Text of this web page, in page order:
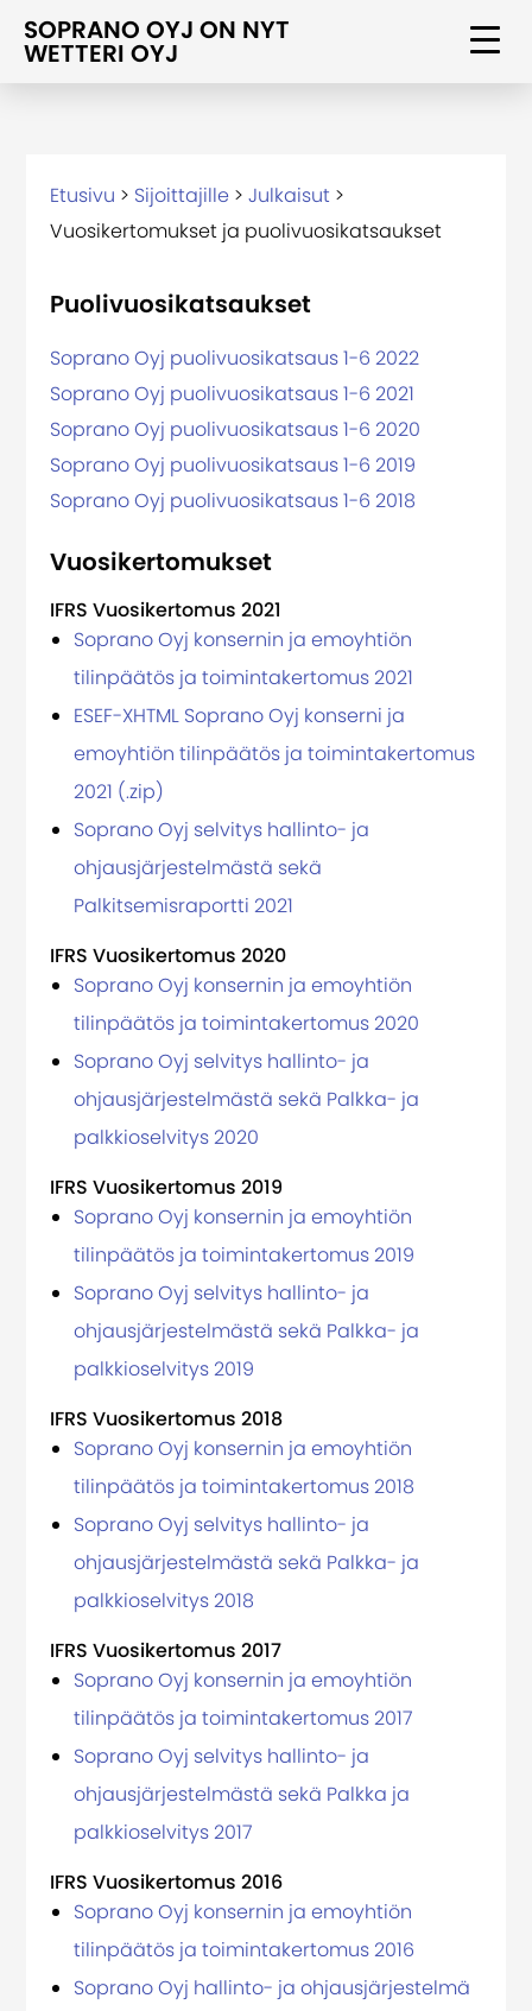
SOPRANO OYJ ON NYT
WETTERI OYJ
Etusivu > Sijoittajille >Julkaisut >
Vuosikertomukset ja puolivuosikatsaukset
Puolivuosikatsaukset
Soprano Oyj puolivuosikatsaus 1-6 2022
Soprano Oyj puolivuosikatsaus 1-6 2021
Soprano Oyj puolivuosikatsaus 1-6 2020
Soprano Oyj puolivuosikatsaus 1-6 2019
Soprano Oyj puolivuosikatsaus 1-6 2018
Vuosikertomukset
IFRS Vuosikertomus 2021
Soprano Oyj konsernin ja emoyhtiön
tilinpäätös ja toimintakertomus 2021
ESEF-XHTML Soprano Oyj konserni ja
emoyhtiön tilinpäätös ja toimintakertomus
2021 (.zip)
Soprano Oyj selvitys hallinto- ja
ohjausjärjestelmästä sekä
Palkitsemisraportti 2021
IFRS Vuosikertomus 2020
Soprano Oyj konsernin ja emoyhtiön
tilinpäätös ja toimintakertomus 2020
Soprano Oyj selvitys hallinto- ja
ohjausjärjestelmästä sekä Palkka- ja
palkkioselvitys 2020
IFRS Vuosikertomus 2019
Soprano Oyj konsernin ja emoyhtiön
tilinpäätös ja toimintakertomus 2019
Soprano Oyj selvitys hallinto- ja
ohjausjärjestelmästä sekä Palkka- ja
palkkioselvitys 2019
IFRS Vuosikertomus 2018
Soprano Oyj konsernin ja emoyhtiön
tilinpäätös ja toimintakertomus 2018
Soprano Oyj selvitys hallinto- ja
ohjausjärjestelmästä sekä Palkka- ja
palkkioselvitys 2018
IFRS Vuosikertomus 2017
Soprano Oyj konsernin ja emoyhtiön
tilinpäätös ja toimintakertomus 2017
Soprano Oyj selvitys hallinto- ja
ohjausjärjestelmästä sekä Palkka ja
palkkioselvitys 2017
IFRS Vuosikertomus 2016
Soprano Oyj konsernin ja emoyhtiön
tilinpäätös ja toimintakertomus 2016
Soprano Oyj hallinto- ja ohjausjärjestelmä